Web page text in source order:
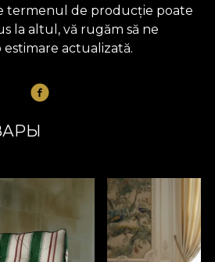
termenul de producție poate
la altul, vă rugăm să ne
actualizată.